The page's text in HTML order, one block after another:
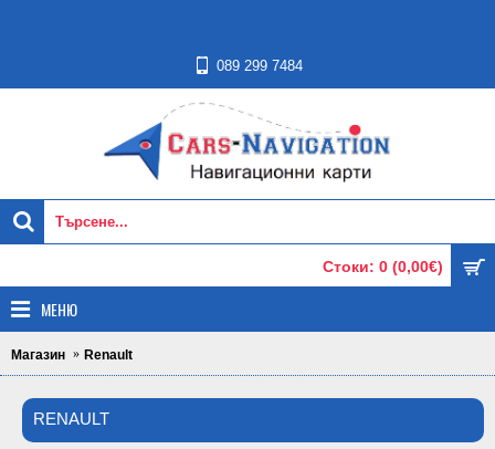
089 299 7484
Стоки: 0 (0,00€)
МЕНЮ
Магазин Renault
RENAULT